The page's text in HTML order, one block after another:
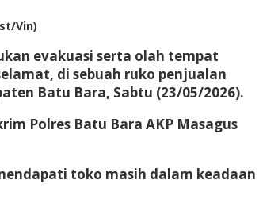
Vin)
evakuasi serta olah tempat
di sebuah ruko penjualan
Batu Bara, Sabtu (23/05/2026).
Polres Batu Bara AKP Masagus
toko masih dalam keadaan